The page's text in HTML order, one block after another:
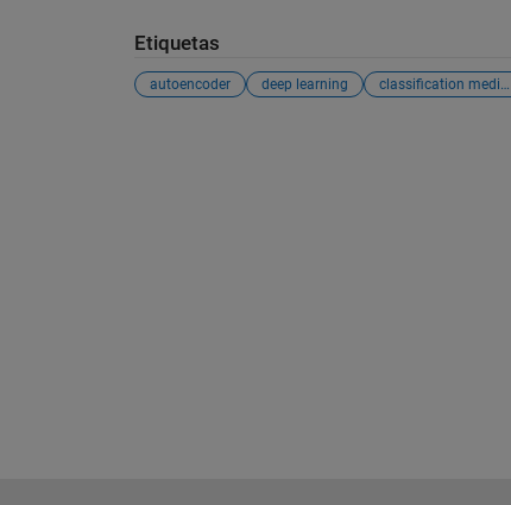
Etiquetas
autoencoder deep learning classification medical images